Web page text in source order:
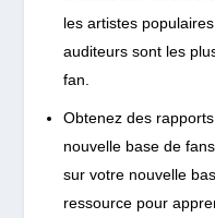
les artistes
auditeurs sont les
fan.
Obtenez des
nouvelle base de
sur votre nouvelle
ressource pour